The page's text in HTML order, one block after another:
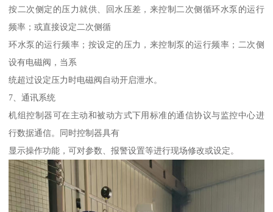
按二次侧定的压力就供、回水压差，来控制二次侧循环水泵的运行
频率；或直接设定二次侧循
环水泵的运行频率；按设定的压力，来控制泵的运行频率；二次侧
设有电磁阀，当系
统超过设定压力时电磁阀自动开启泄水。
7、通讯系统
机组控制器可在主动和被动方式下用标准的通信协议与监控中心进
行数据通信。同时控制器具有
显示操作功能，可对参数、报警设置等进行现场修改或设定。